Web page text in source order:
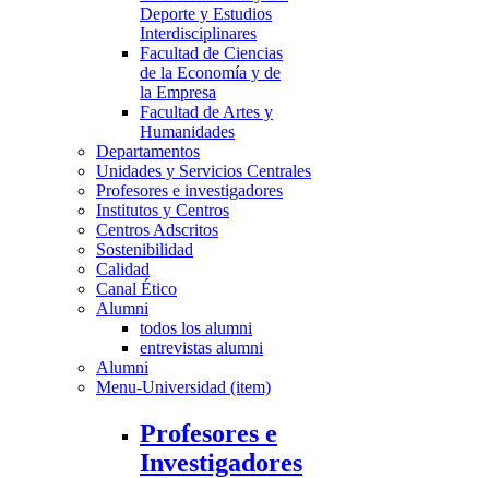
Deporte y Estudios
Interdisciplinares
Facultad de Ciencias
de la Economía y de
la Empresa
Facultad de Artes y
Humanidades
Departamentos
Unidades y Servicios Centrales
Profesores e investigadores
Institutos y Centros
Centros Adscritos
Sostenibilidad
Calidad
Canal Ético
Alumni
todos los alumni
entrevistas alumni
Alumni
Menu-Universidad (item)
Profesores e
Investigadores